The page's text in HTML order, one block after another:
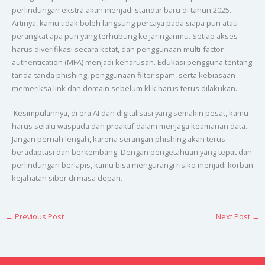
perlindungan ekstra akan menjadi standar baru di tahun 2025.
Artinya, kamu tidak boleh langsung percaya pada siapa pun atau
perangkat apa pun yang terhubung ke jaringanmu. Setiap akses
harus diverifikasi secara ketat, dan penggunaan multi-factor
authentication (MFA) menjadi keharusan. Edukasi pengguna tentang
tanda-tanda phishing, penggunaan filter spam, serta kebiasaan
memeriksa link dan domain sebelum klik harus terus dilakukan.
Kesimpulannya, di era AI dan digitalisasi yang semakin pesat, kamu
harus selalu waspada dan proaktif dalam menjaga keamanan data.
Jangan pernah lengah, karena serangan phishing akan terus
beradaptasi dan berkembang. Dengan pengetahuan yang tepat dan
perlindungan berlapis, kamu bisa mengurangi risiko menjadi korban
kejahatan siber di masa depan.
← Previous Post Next Post →